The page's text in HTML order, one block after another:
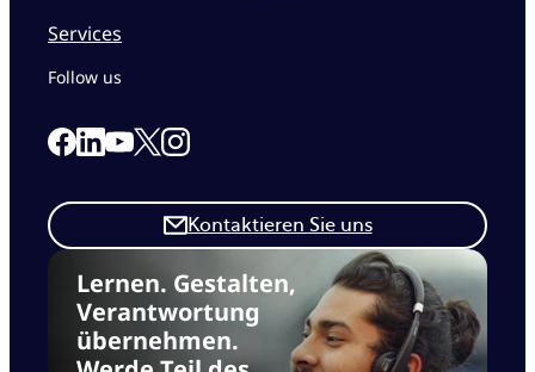
Services
Lernen. Gestalten,
Verantwortung
übernehmen.
Kontaktieren Sie uns
Follow us
Link to our Facebook page
Link to our Linkedin page
Link to our Youtube page
Link to our X page
Link to our Instagram page